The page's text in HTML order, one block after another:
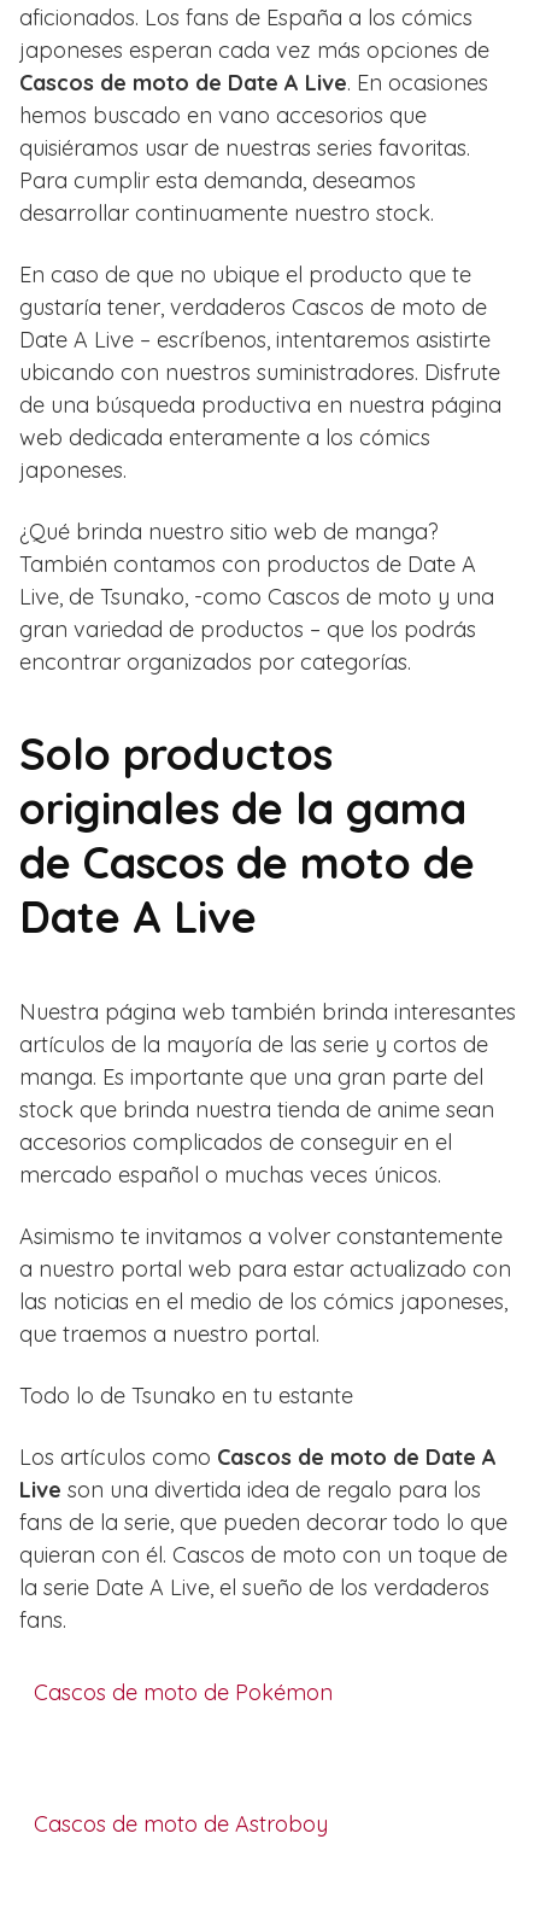
aficionados. Los fans de España a los cómics
japoneses esperan cada vez más opciones de
Cascos de moto de Date A Live. En ocasiones
hemos buscado en vano accesorios que
quisiéramos usar de nuestras series favoritas.
Para cumplir esta demanda, deseamos
desarrollar continuamente nuestro stock.
En caso de que no ubique el producto que te
gustaría tener, verdaderos Cascos de moto de
Date A Live – escríbenos, intentaremos asistirte
ubicando con nuestros suministradores. Disfrute
de una búsqueda productiva en nuestra página
web dedicada enteramente a los cómics
japoneses.
¿Qué brinda nuestro sitio web de manga?
También contamos con productos de Date A
Live, de Tsunako, -como Cascos de moto y una
gran variedad de productos – que los podrás
encontrar organizados por categorías.
Solo productos
originales de la gama
de Cascos de moto de
Date A Live
Nuestra página web también brinda interesantes
artículos de la mayoría de las serie y cortos de
manga. Es importante que una gran parte del
stock que brinda nuestra tienda de anime sean
accesorios complicados de conseguir en el
mercado español o muchas veces únicos.
Asimismo te invitamos a volver constantemente
a nuestro portal web para estar actualizado con
las noticias en el medio de los cómics japoneses,
que traemos a nuestro portal.
Todo lo de Tsunako en tu estante
Los artículos como Cascos de moto de Date A
Live son una divertida idea de regalo para los
fans de la serie, que pueden decorar todo lo que
quieran con él. Cascos de moto con un toque de
la serie Date A Live, el sueño de los verdaderos
fans.
Cascos de moto de Pokémon
Cascos de moto de Astroboy